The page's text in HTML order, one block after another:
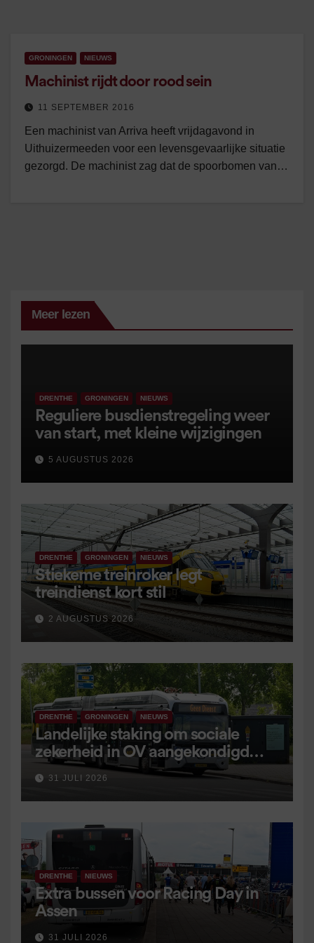
GRONINGEN NIEUWS
Machinist rijdt door rood sein
11 SEPTEMBER 2016
Een machinist van Arriva heeft vrijdagavond in
Uithuizermeeden voor een levensgevaarlijke situatie
gezorgd. De machinist zag dat de spoorbomen van…
Meer lezen
DRENTHE GRONINGEN NIEUWS
Reguliere busdienstregeling weer
van start, met kleine wijzigingen
5 AUGUSTUS 2026
DRENTHE GRONINGEN NIEUWS
Stiekeme treinroker legt
treindienst kort stil
2 AUGUSTUS 2026
DRENTHE GRONINGEN NIEUWS
Landelijke staking om sociale
zekerheid in OV aangekondigd
voor 9 september
31 JULI 2026
DRENTHE NIEUWS
Extra bussen voor Racing Day in
Assen
31 JULI 2026